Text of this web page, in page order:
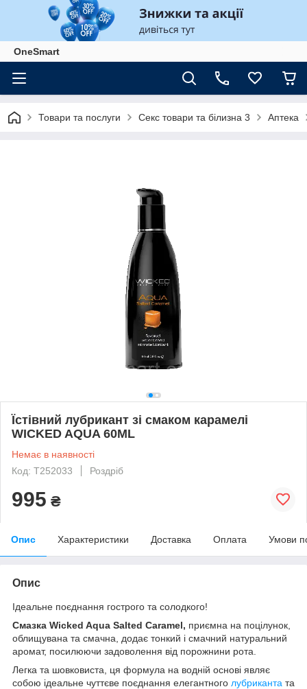
OneSmart
Товари та послуги Секс товари та білизна 3 Аптека
Їстівний лубрикант зі смаком карамелі
WICKED AQUA 60ML
Немає в наявності
Код: T252033
Роздріб
995 ₴
Опис Характеристики Доставка Оплата Умови
Опис
Ідеальне поєднання гострого та солодкого!
Cмазка Wicked Aqua Salted Caramel, приємна на поцілунок,
облищувана та смачна, додає тонкий і смачний натуральний
аромат, посилюючи задоволення від порожнини рота.
Легка та шовковиста, ця формула на водній основі являє
собою ідеальне чуттєве поєднання елегантного лубриканта та